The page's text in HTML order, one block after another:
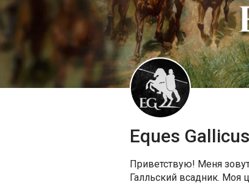
Eques Gallicus
Приветствую! Меня зовут
Галльский всадник. Моя